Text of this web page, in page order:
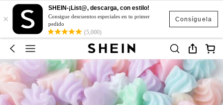
Consíguela
×
SHEIN-¡List@, descarga, con estilo!
Consigue descuentos especiales en tu primer
pedido
(5,000)